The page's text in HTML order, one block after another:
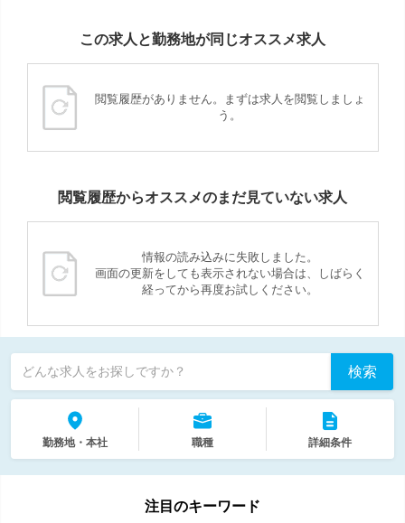
この求人と勤務地が同じオススメ求人
閲覧履歴がありません。まずは求人を閲覧しましょ
う。
閲覧履歴からオススメのまだ見ていない求人
情報の読み込みに失敗しました。
画面の更新をしても表示されない場合は、しばらく
経ってから再度お試しください。
どんな求人をお探しですか？ 検索
勤務地・本社 職種 詳細条件
注目のキーワード